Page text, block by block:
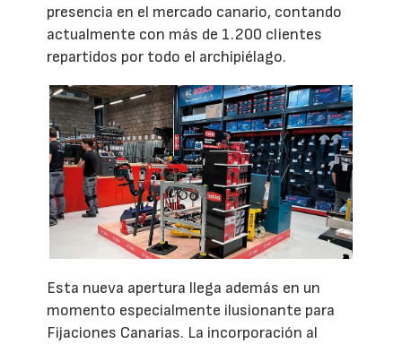
presencia en el mercado canario, contando
actualmente con más de 1.200 clientes
repartidos por todo el archipiélago.
Esta nueva apertura llega además en un
momento especialmente ilusionante para
Fijaciones Canarias. La incorporación al